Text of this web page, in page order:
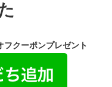
フクーポンプレゼント